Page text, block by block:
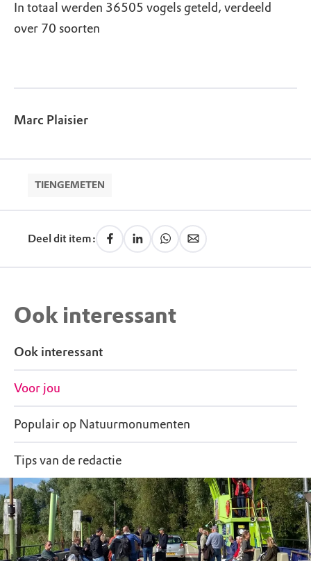
In totaal werden 36505 vogels geteld, verdeeld
over 70 soorten
Marc Plaisier
TIENGEMETEN
Deel dit item:
Ook interessant
Ook interessant
Voor jou
Populair op Natuurmonumenten
Tips van de redactie